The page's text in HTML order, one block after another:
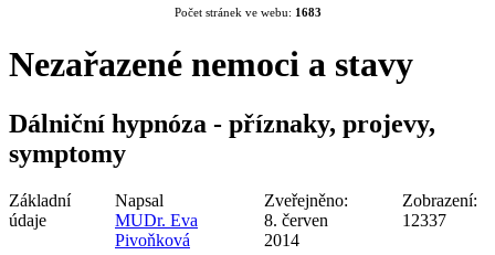
Počet stránek ve webu: 1683
Nezařazené nemoci a stavy
Dálniční hypnóza - příznaky, projevy,
symptomy
Základní
údaje
Napsal
MUDr. Eva
Pivoňková
Zveřejněno:
8. červen
2014
Zobrazení:
12337